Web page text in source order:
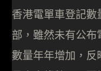
香港電單車登記
部，雖然未有公
數量年年增加，反